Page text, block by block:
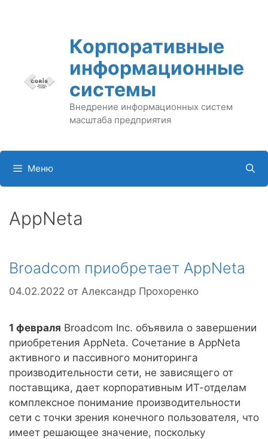
Корпоративные
информационные
системы
Внедрение информационных систем
масштаба предприятия
Меню
AppNeta
Broadcom приобретает AppNeta
04.02.2022 от Александр Прохоренко
1 февраля Broadcom Inc. объявила о завершении
приобретения AppNeta. Сочетание в AppNeta
активного и пассивного мониторинга
производительности сети, не зависящего от
поставщика, дает корпоративным ИТ-отделам
комплексное понимание производительности
сети с точки зрения конечного пользователя, что
имеет решающее значение, поскольку